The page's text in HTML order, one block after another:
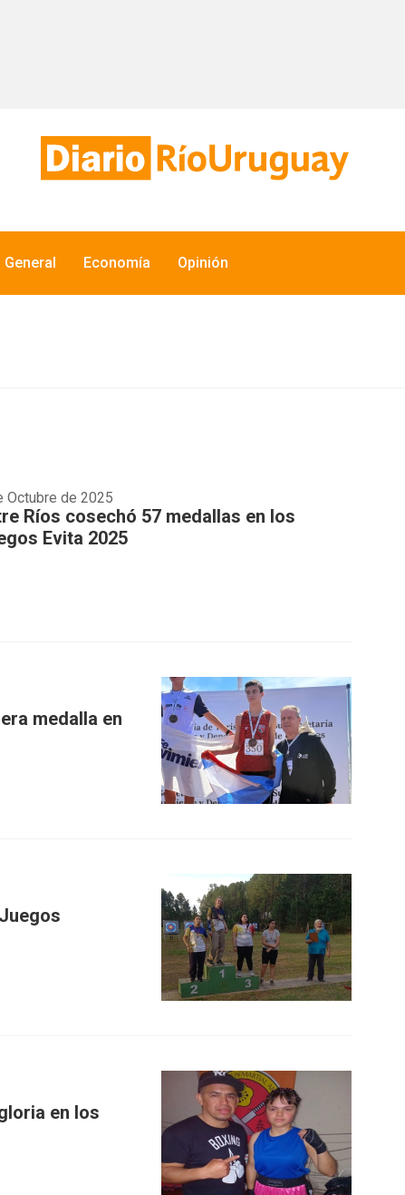
General Economía Opinión
Octubre de 2025
Ríos cosechó 57 medallas en los
Evita 2025
medalla en
en los